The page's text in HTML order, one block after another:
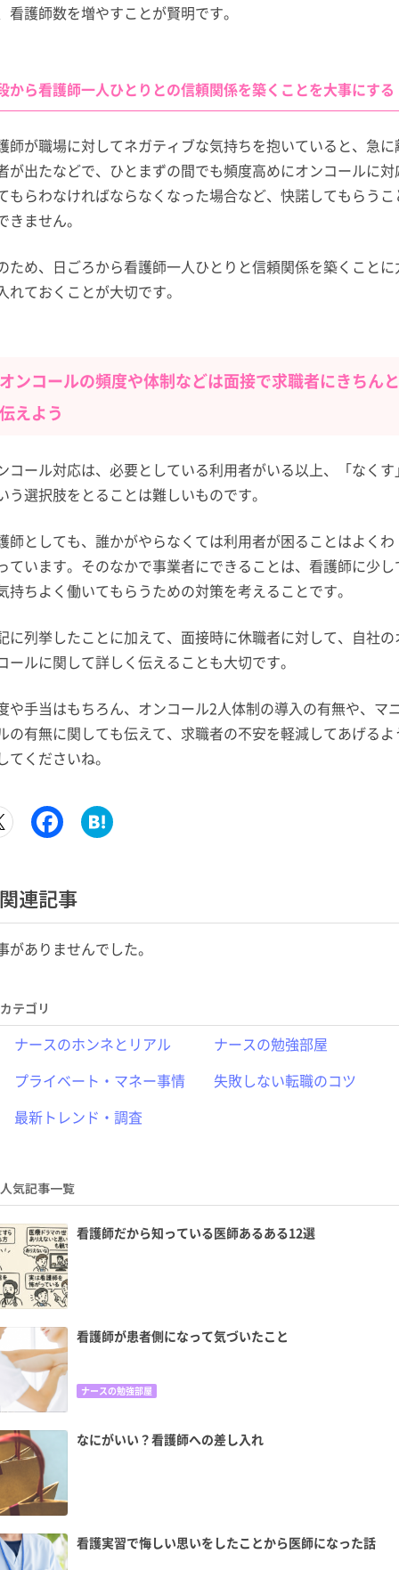
看護師数を増やすことが賢明です。
から看護師一人ひとりとの信頼関係を築くことを大事にする
師が職場に対してネガティブな気持ちを抱いていると、急に
が出たなどで、ひとまずの間でも頻度高めにオンコールに対
もらわなければならなくなった場合など、快諾してもらうこ
きません。
ため、日ごろから看護師一人ひとりと信頼関係を築くことに
れておくことが大切です。
ンコールの頻度や体制などは面接で求職者にきちんと
えよう
コール対応は、必要としている利用者がいる以上、「なくす
う選択肢をとることは難しいものです。
師としても、誰かがやらなくては利用者が困ることはよくわ
ています。そのなかで事業者にできることは、看護師に少し
持ちよく働いてもらうための対策を考えることです。
に列挙したことに加えて、面接時に休職者に対して、自社の
ールに関して詳しく伝えることも大切です。
や手当はもちろん、オンコール2人体制の導入の有無や、マ
の有無に関しても伝えて、求職者の不安を軽減してあげるよ
てくださいね。
連記事
がありませんでした。
カテゴリ
ナースのホンネとリアル
ナースの勉強部屋
プライベート・マネー事情
失敗しない転職のコツ
最新トレンド・調査
人気記事一覧
看護師だから知っている医師あるある12選
看護師が患者側になって気づいたこと
ナースの勉強部屋
なにがいい？看護師への差し入れ
看護実習で悔しい思いをしたことから医師になった話